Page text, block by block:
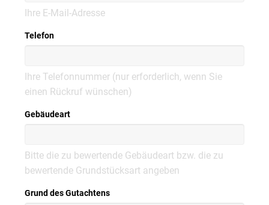
Ihre E-Mail-Adresse
Telefon
Ihre Telefonnummer (nur erforderlich, wenn Sie
einen Rückruf wünschen)
Gebäudeart
Bitte die zu bewertende Gebäudeart bzw. die zu
bewertende Grundstücksart angeben
Grund des Gutachtens